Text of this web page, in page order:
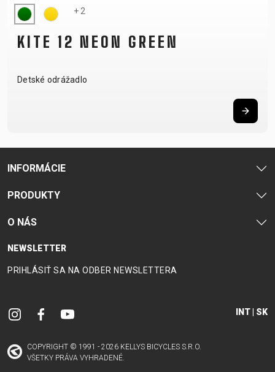
+ 2
KITE 12 NEON GREEN
Detské odrážadlo
INFORMÁCIE
PRODUKTY
O NÁS
NEWSLETTER
PRIHLÁSIŤ SA NA ODBER NEWSLETTERA
INT | SK
COPYRIGHT © 1991 - 2026 KELLYS BICYCLES S.R.O.
VŠETKY PRÁVA VYHRADENÉ.